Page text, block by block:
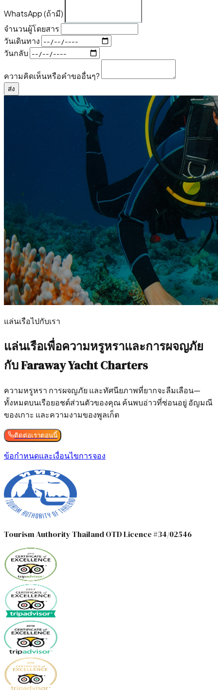
WhatsApp (ถ้ามี)
จำนวนผู้โดยสาร
วันเดินทาง
วันกลับ
ความคิดเห็นหรือคำขออื่นๆ?
ส่ง
แล่นเรือไปกับเรา
แล่นเรือเพื่อความหรูหราและการผจญภัย
กับ Faraway Yacht Charters
ความหรูหรา การผจญภัย และทัศนียภาพที่ยากจะลืมเลือน—
ทั้งหมดบนเรือยอชต์ส่วนตัวของคุณ ค้นพบอ่าวที่ซ่อนอยู่ อัญมณี
ของเกาะ และความงามของพูลเก็ต
ติดต่อเราตอนนี้
ข้อกำหนดและเงื่อนไขการจอง
Tourism Authority Thailand OTD Licence #34/02546